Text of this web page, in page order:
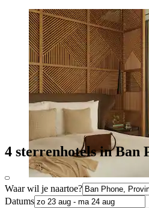
4 sterrenhotels in Ban
Waar wil je naartoe?
Datums